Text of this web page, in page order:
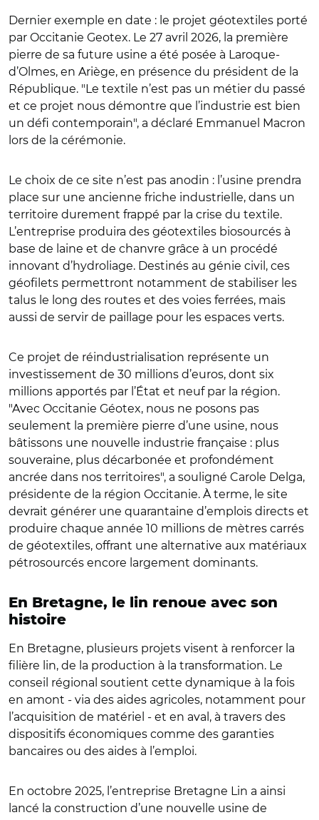
Dernier exemple en date : le projet géotextiles porté
par Occitanie Geotex. Le 27 avril 2026, la première
pierre de sa future usine a été posée à Laroque-
d’Olmes, en Ariège, en présence du président de la
République. "Le textile n’est pas un métier du passé
et ce projet nous démontre que l’industrie est bien
un défi contemporain", a déclaré Emmanuel Macron
lors de la cérémonie.
Le choix de ce site n’est pas anodin : l’usine prendra
place sur une ancienne friche industrielle, dans un
territoire durement frappé par la crise du textile.
L’entreprise produira des géotextiles biosourcés à
base de laine et de chanvre grâce à un procédé
innovant d’hydroliage. Destinés au génie civil, ces
géofilets permettront notamment de stabiliser les
talus le long des routes et des voies ferrées, mais
aussi de servir de paillage pour les espaces verts.
Ce projet de réindustrialisation représente un
investissement de 30 millions d’euros, dont six
millions apportés par l’État et neuf par la région.
"Avec Occitanie Géotex, nous ne posons pas
seulement la première pierre d’une usine, nous
bâtissons une nouvelle industrie française : plus
souveraine, plus décarbonée et profondément
ancrée dans nos territoires", a souligné Carole Delga,
présidente de la région Occitanie. À terme, le site
devrait générer une quarantaine d’emplois directs et
produire chaque année 10 millions de mètres carrés
de géotextiles, offrant une alternative aux matériaux
pétrosourcés encore largement dominants.
En Bretagne, le lin renoue avec son
histoire
En Bretagne, plusieurs projets visent à renforcer la
filière lin, de la production à la transformation. Le
conseil régional soutient cette dynamique à la fois
en amont - via des aides agricoles, notamment pour
l’acquisition de matériel - et en aval, à travers des
dispositifs économiques comme des garanties
bancaires ou des aides à l’emploi.
En octobre 2025, l’entreprise Bretagne Lin a ainsi
lancé la construction d’une nouvelle usine de